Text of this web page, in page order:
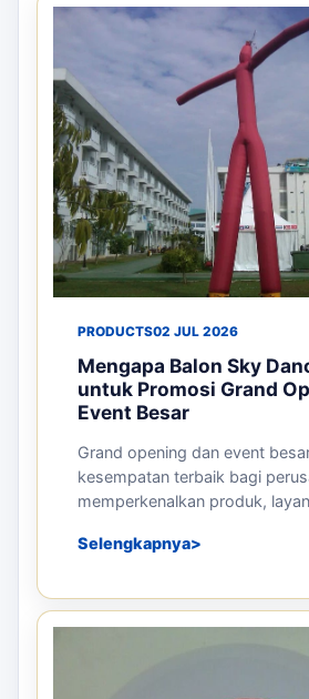
PRODUCTS02 JUL 2026
Mengapa Balon Sky
untuk Promosi Grand
Event Besar
Grand opening dan event
kesempatan terbaik bagi
memperkenalkan produk,
Selengkapnya